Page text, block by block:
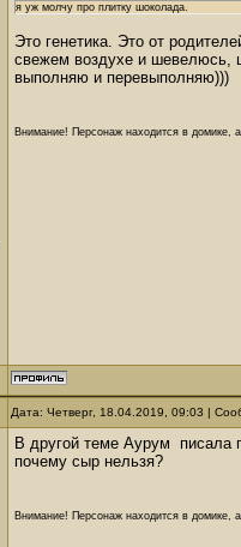
я уж молчу про плитку шоколада.
Это генетика. Это от
свежем воздухе и
выполняю и перевыполняю)))
Внимание! Персонаж находится в домике,
Дата: Четверг, 18.04.2019, 09:03 |
В другой теме Аурум писала
почему сыр нельзя?
Внимание! Персонаж находится в домике,